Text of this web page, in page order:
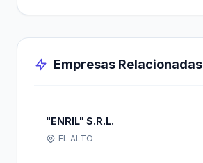
Empresas Relacionadas
"ENRIL" S.R.L.
EL ALTO